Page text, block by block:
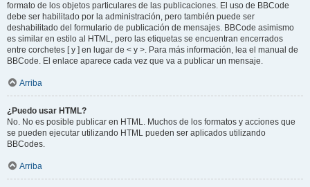
formato de los objetos particulares de las publicaciones. El uso de BBCode
debe ser habilitado por la administración, pero también puede ser
deshabilitado del formulario de publicación de mensajes. BBCode asimismo
es similar en estilo al HTML, pero las etiquetas se encuentran encerrados
entre corchetes [ y ] en lugar de < y >. Para más información, lea el manual de
BBCode. El enlace aparece cada vez que va a publicar un mensaje.
Arriba
¿Puedo usar HTML?
No. No es posible publicar en HTML. Muchos de los formatos y acciones que
se pueden ejecutar utilizando HTML pueden ser aplicados utilizando
BBCodes.
Arriba